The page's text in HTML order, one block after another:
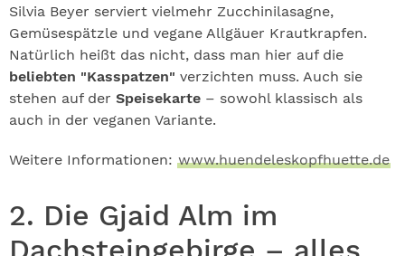
Silvia Beyer serviert vielmehr Zucchinilasagne,
Gemüsespätzle und vegane Allgäuer Krautkrapfen.
Natürlich heißt das nicht, dass man hier auf die
beliebten "Kasspatzen" verzichten muss. Auch sie
stehen auf der Speisekarte – sowohl klassisch als
auch in der veganen Variante.
Weitere Informationen: www.huendeleskopfhuette.de
2. Die Gjaid Alm im